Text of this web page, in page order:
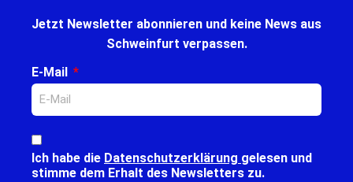
Jetzt Newsletter abonnieren und keine News aus
Schweinfurt verpassen.
E-Mail
Ich habe die Datenschutzerklärung gelesen und
stimme dem Erhalt des Newsletters zu.